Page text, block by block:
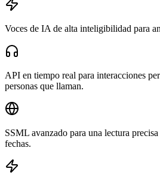
Voces de IA de alta inteligibilidad para
API en tiempo real para interacciones
personas que llaman.
SSML avanzado para una lectura
fechas.